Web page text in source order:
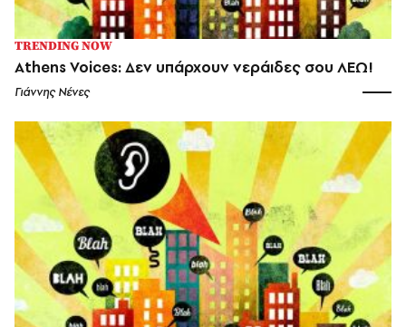
TRENDING NOW
Athens Voices: Δεν υπάρχουν νεράιδες σου ΛΕΩ!
Γιάννης Νένες